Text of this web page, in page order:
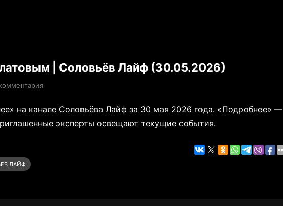
| Соловьёв Лайф (30.05.2026)
на канале Соловьёва Лайф за 30 мая 2026 года. «Подробнее» —
эксперты освещают текущие события.
ЛАЙФ